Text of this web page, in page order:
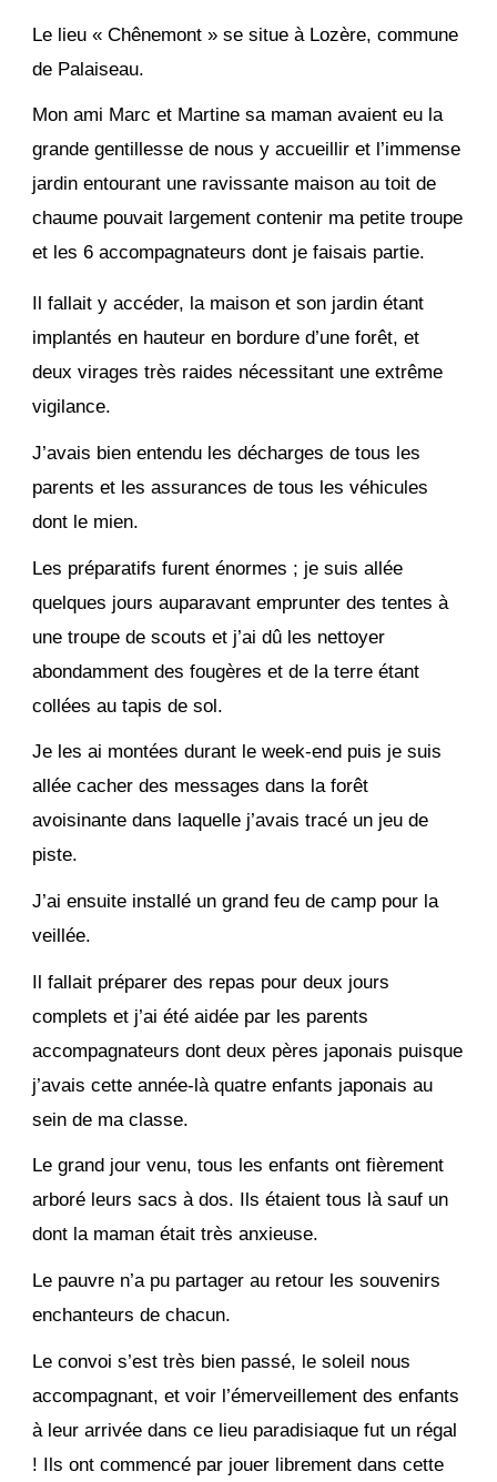
Le lieu « Chênemont » se situe à Lozère, commune
de Palaiseau.
Mon ami Marc et Martine sa maman avaient eu la
grande gentillesse de nous y accueillir et l’immense
jardin entourant une ravissante maison au toit de
chaume pouvait largement contenir ma petite troupe
et les 6 accompagnateurs dont je faisais partie.
Il fallait y accéder, la maison et son jardin étant
implantés en hauteur en bordure d’une forêt, et
deux virages très raides nécessitant une extrême
vigilance.
J’avais bien entendu les décharges de tous les
parents et les assurances de tous les véhicules
dont le mien.
Les préparatifs furent énormes ; je suis allée
quelques jours auparavant emprunter des tentes à
une troupe de scouts et j’ai dû les nettoyer
abondamment des fougères et de la terre étant
collées au tapis de sol.
Je les ai montées durant le week-end puis je suis
allée cacher des messages dans la forêt
avoisinante dans laquelle j’avais tracé un jeu de
piste.
J’ai ensuite installé un grand feu de camp pour la
veillée.
Il fallait préparer des repas pour deux jours
complets et j’ai été aidée par les parents
accompagnateurs dont deux pères japonais puisque
j’avais cette année-là quatre enfants japonais au
sein de ma classe.
Le grand jour venu, tous les enfants ont fièrement
arboré leurs sacs à dos. Ils étaient tous là sauf un
dont la maman était très anxieuse.
Le pauvre n’a pu partager au retour les souvenirs
enchanteurs de chacun.
Le convoi s’est très bien passé, le soleil nous
accompagnant, et voir l’émerveillement des enfants
à leur arrivée dans ce lieu paradisiaque fut un régal
! Ils ont commencé par jouer librement dans cette